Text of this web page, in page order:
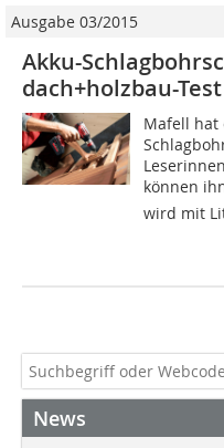
Ausgabe 03/2015
Akku-
dach+holzbau-Test
Mafell hat
können
wird mit
News